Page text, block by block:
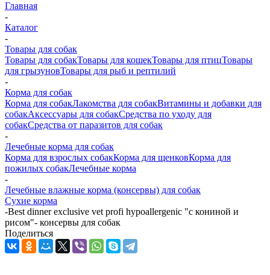
Главная
-
Каталог
-
Товары для собак
Товары для собакТовары для кошекТовары для птицТовары
для грызуновТовары для рыб и рептилий
-
Корма для собак
Корма для собакЛакомства для собакВитамины и добавки для
собакАксессуары для собакСредства по уходу для
собакСредства от паразитов для собак
-
Лечебные корма для собак
Корма для взрослых собакКорма для щенковКорма для
пожилых собакЛечебные корма
-
Лечебные влажные корма (консервы) для собак
Сухие корма
-Best dinner exclusive vet profi hypoallergenic "с кониной и
рисом"- консервы для собак
Поделиться